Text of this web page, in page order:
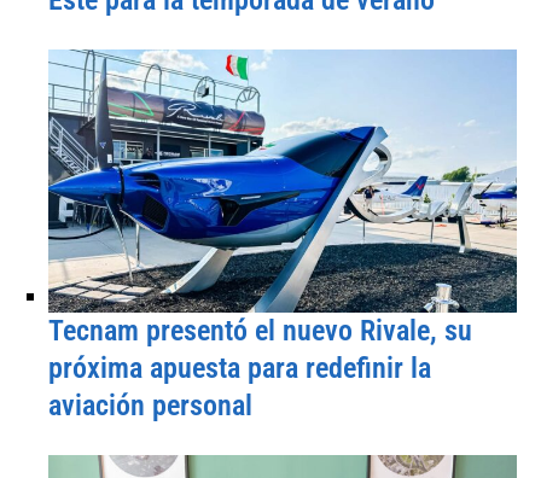
Tecnam presentó el nuevo Rivale, su
próxima apuesta para redefinir la
aviación personal